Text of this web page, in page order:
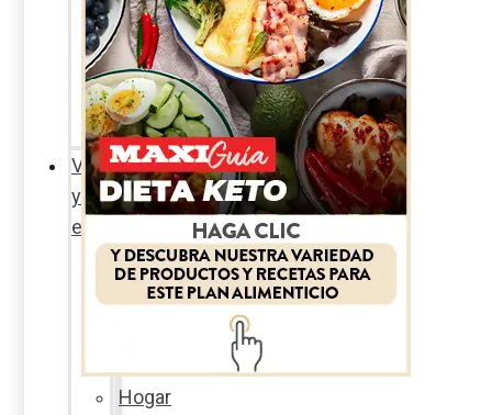
Sexualidad
responsable
En
la
percha
Vida
y
estilo
Productos
nuevos
Hogar